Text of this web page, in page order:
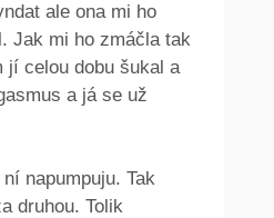
ale ona mi ho
Jak mi ho zmáčla tak
celou dobu šukal a
a já se už
napumpuju. Tak
druhou. Tolik